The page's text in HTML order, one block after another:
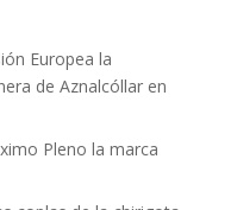
Europea la
de Aznalcóllar en
Pleno la marca